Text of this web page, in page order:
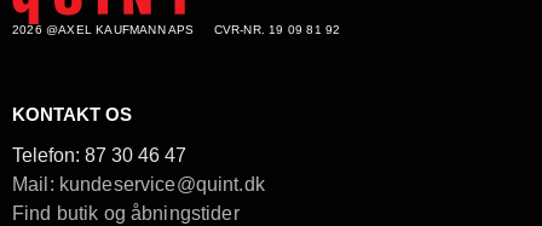
2026 @AXEL KAUFMANN APS CVR-NR. 19 09 81 92
KONTAKT OS
Telefon: 87 30 46 47
Mail: kundeservice@quint.dk
Find butik og åbningstider